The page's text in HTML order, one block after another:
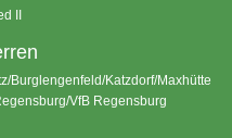
II
Burglengenfeld/Katzdorf/Maxhütte
VfB Regensburg